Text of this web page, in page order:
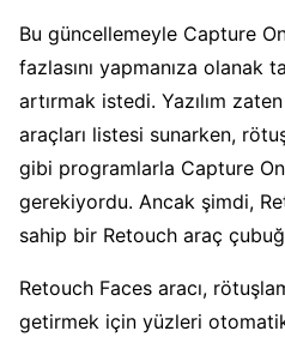
Bu güncellemeyle Capture
fazlasını yapmanıza olanak
artırmak istedi. Yazılım
araçları listesi sunarken,
gibi programlarla Capture
gerekiyordu. Ancak şimdi,
sahip bir Retouch araç
Retouch Faces aracı,
getirmek için yüzleri